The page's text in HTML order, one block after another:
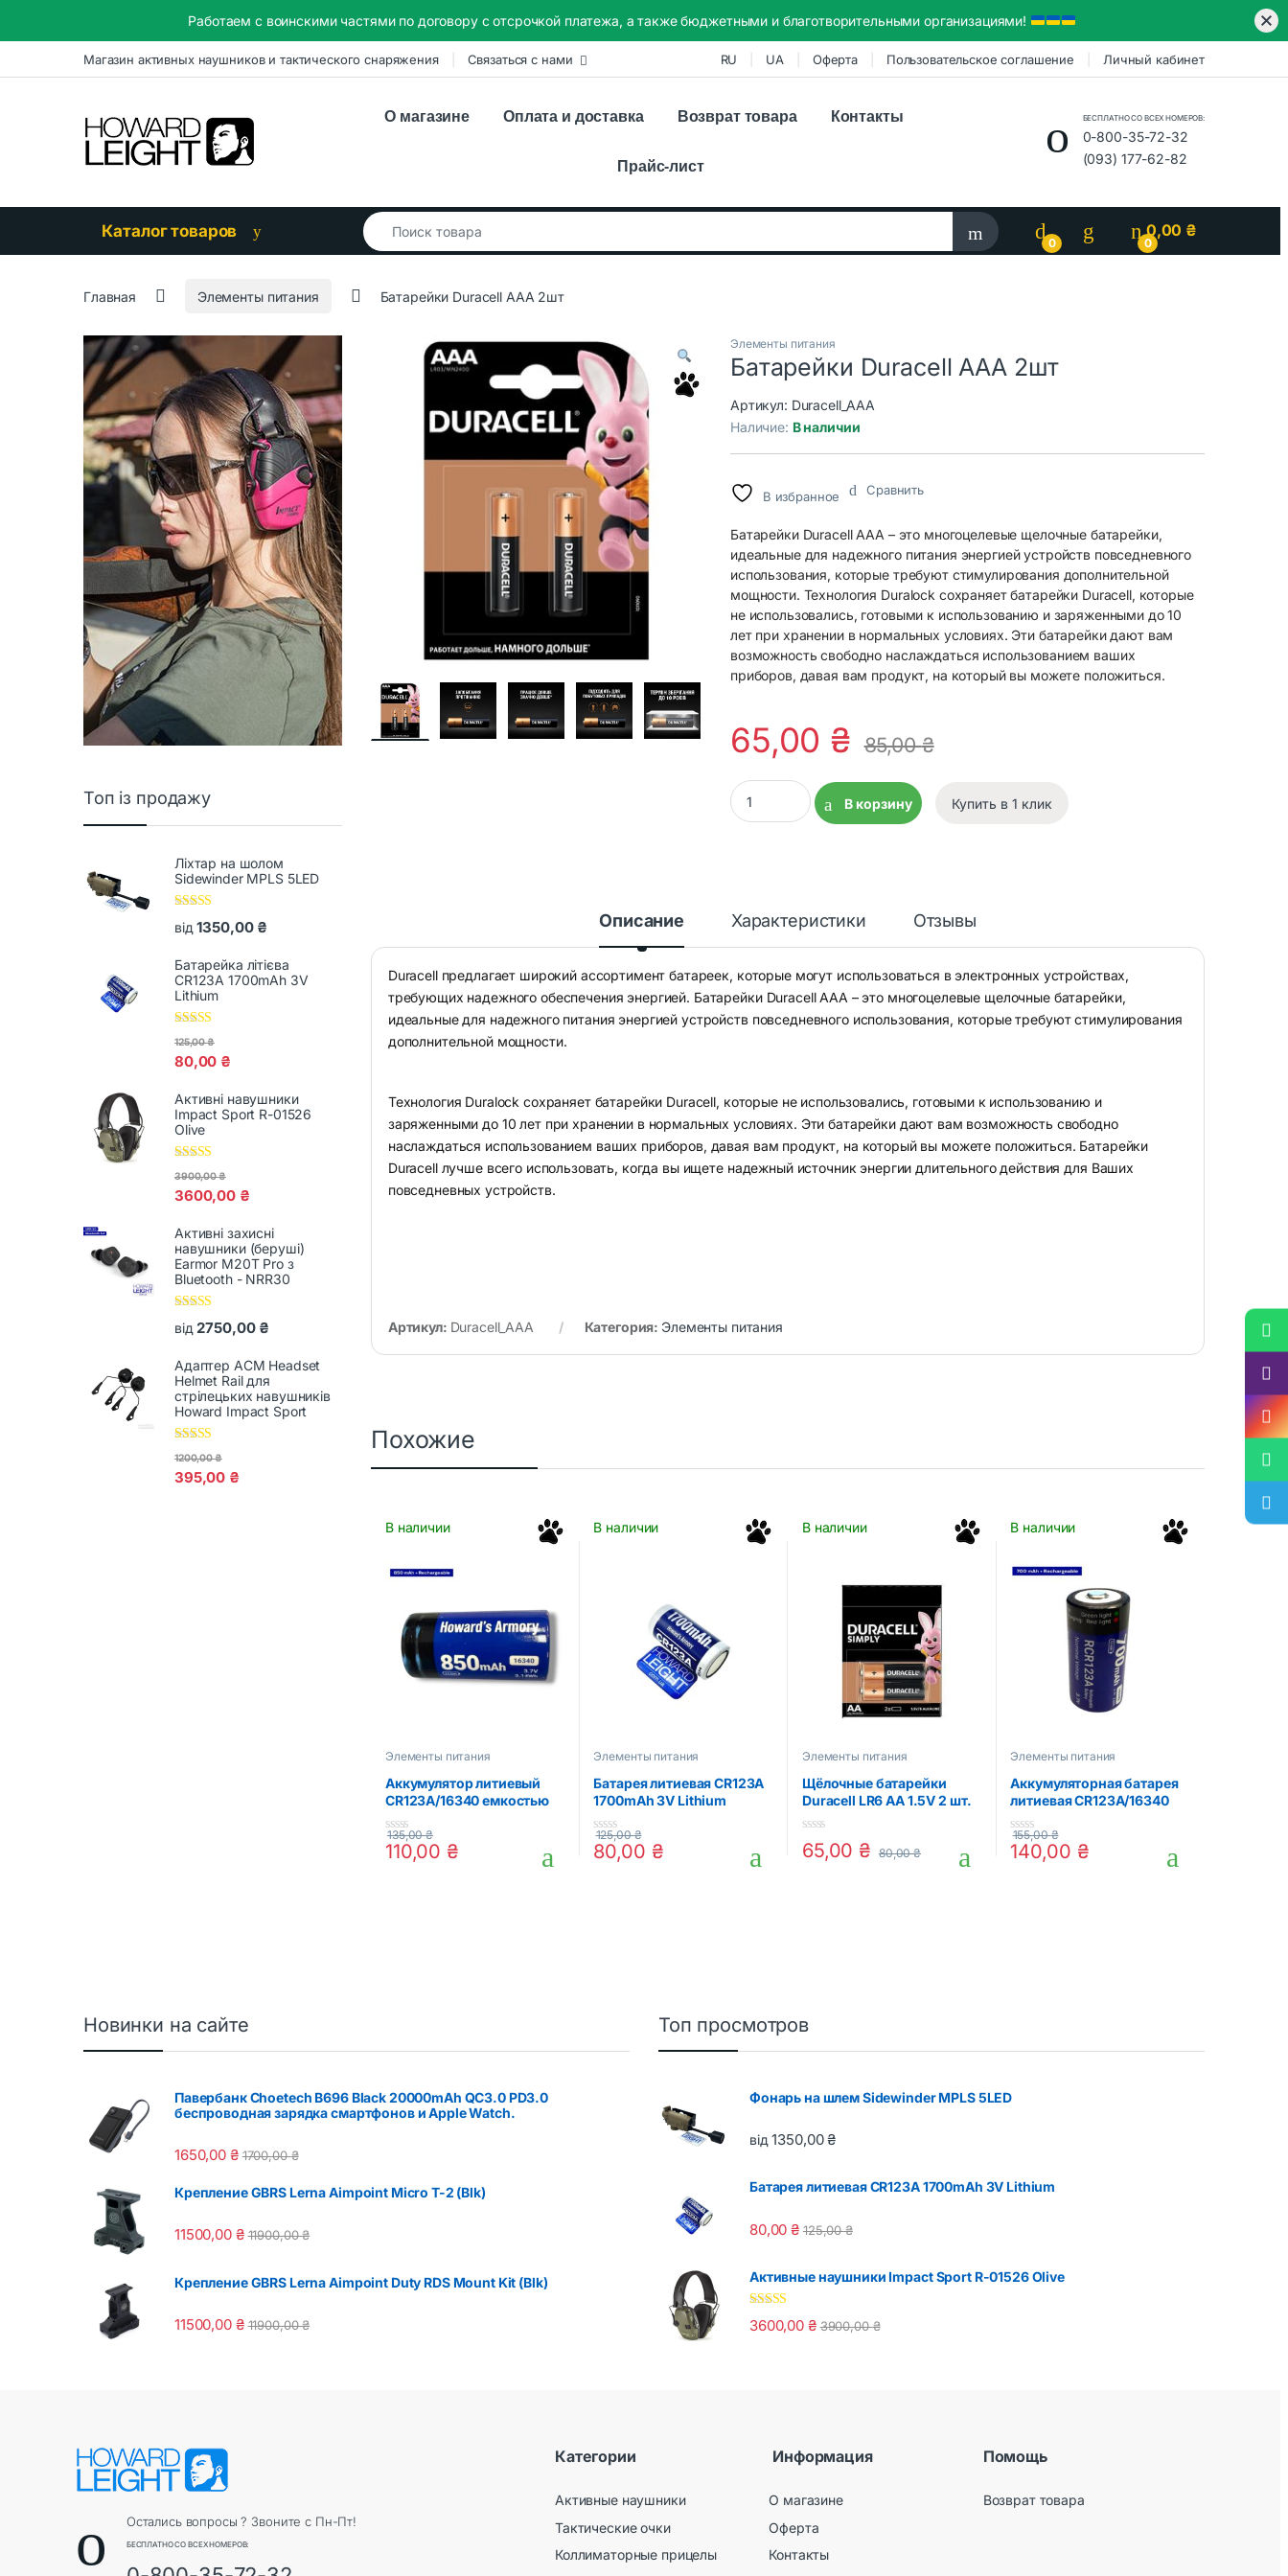
Skip to navigation
Skip to contentМагазин активных наушников и тактического снаряжения Связаться с нами RU UA Оферта Пользовательское соглашение Личный кабинет
О магазине Оплата и доставка Возврат товара Контакты
Прайс-лист
БЕСПЛАТНО СО ВСЕХ НОМЕРОВ:
0-800-35-72-32
(093) 177-62-82
Каталог товаров
Search for:
0 0
0,00 ₴
Главная Элементы питания Батарейки Duracell AAA 2шт
Элементы питания
Батарейки Duracell AAA 2шт
Артикул: Duracell_AAA
Наличие: В наличии
В избранное Сравнить
Батарейки Duracell AAA – это многоцелевые щелочные батарейки,
идеальные для надежного питания энергией устройств повседневного
использования, которые требуют стимулирования дополнительной
мощности. Технология Duralock сохраняет батарейки Duracell, которые
не использовались, готовыми к использованию и заряженными до 10
лет при хранении в нормальных условиях. Эти батарейки дают вам
возможность свободно наслаждаться использованием ваших
приборов, давая вам продукт, на который вы можете положиться.
65,00 ₴ 85,00₴
Батарейки Duracell AAA 2шт quantity
В корзину
Купить в 1 клик
Описание Характеристики Отзывы
Duracell предлагает широкий ассортимент батареек, которые могут использоваться в электронных устройствах,
требующих надежного обеспечения энергией. Батарейки Duracell AAA – это многоцелевые щелочные батарейки,
идеальные для надежного питания энергией устройств повседневного использования, которые требуют стимулирования
дополнительной мощности.
Технология Duralock сохраняет батарейки Duracell, которые не использовались, готовыми к использованию и
заряженными до 10 лет при хранении в нормальных условиях. Эти батарейки дают вам возможность свободно
наслаждаться использованием ваших приборов, давая вам продукт, на который вы можете положиться. Батарейки
Duracell лучше всего использовать, когда вы ищете надежный источник энергии длительного действия для Ваших
повседневных устройств.
Артикул: Duracell_AAA Категория: Элементы питания
Похожие
В наличии
Элементы питания
Аккумулятор литиевый
CR123A/16340 емкостью
850mAh 3.7V Lithium
0
o
110,00 ₴
135,00₴
В наличии
Элементы питания
Батарея литиевая CR123A
1700mAh 3V Lithium
0
o
80,00 ₴
125,00₴
В наличии
Элементы питания
Щёлочные батарейки
Duracell LR6 AA 1.5V 2 шт.
0
o
65,00 ₴ 80,00₴
В наличии
Элементы питания
Аккумуляторная батарея
литиевая CR123A/16340
700mAh с разъемом
TYPE-C 3.7V Lithium
0
o
140,00 ₴
155,00₴
Топ із продажу
Ліхтар на шолом
Sidewinder MPLS 5LED
Оцінено в
5.00 з 5
від1350,00 ₴
Батарейка літієва
CR123A 1700mAh 3V
Lithium
Оцінено в
5.00
80,00 ₴
125,00₴
Активні навушники
Impact Sport R-01526
Olive
Оцінено в
з 5
3600,00 ₴
3900,00₴
Активні захисні
навушники (беруші)
Earmor M20T Pro з
Bluetooth - NRR30
Оцінено в
5.00з 5
від 2750,00 ₴
Адаптер ACM Headset
Helmet Rail для
стрілецьких навушників
Howard Impact Sport
Оцінено в
5.00з 5
395,00 ₴
1200,00₴
Новинки на сайте
Павербанк Choetech B696 Black 20000mAh QC3.0 PD3.0
беспроводная зарядка смартфонов и Apple Watch.
1650,00 ₴ 1700,00₴
Крепление GBRS Lerna Aimpoint Micro T-2 (Blk)
11500,00 ₴ 11900,00₴
Крепление GBRS Lerna Aimpoint Duty RDS Mount Kit (Blk)
11500,00 ₴ 11900,00₴
Топ просмотров
Фонарь на шлем Sidewinder MPLS 5LED
від1350,00₴
Батарея литиевая CR123A 1700mAh 3V Lithium
80,00₴ 125,00₴
Активные наушники Impact Sport R-01526 Olive
Оценка5.00
из 5
3600,00 ₴ 3900,00₴
Остались вопросы ? Звоните с Пн-Пт!
БЕСПЛАТНО СО ВСЕХ НОМЕРОВ:
Категории
Активные наушники
Тактические очки
Коллиматорные прицелы
Информация
О магазине
Оферта
Контакты
Помощь
Возврат товара
Работаем с воинскими частями по договору с отсрочкой платежа, а также бюджетными и благотворительными организациями!